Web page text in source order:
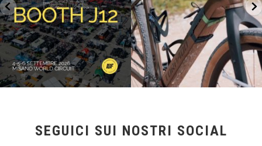
SEGUICI SUI NOSTRI SOCIAL